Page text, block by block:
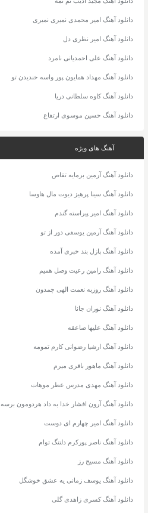
دانلود آهنگ امیر محمدی نمیری نمیری
دانلود آهنگ امیر نظری دل
دانلود آهنگ علی احمدیانی نامرد
دانلود آهنگ مهداد همایون پور واسه خندیدن تو
دانلود آهنگ کاوه سلطانی دریا
دانلود آهنگ حسین موسوی ارتفاع
آهنگ های ویژه
دانلود آهنگ آرمین برمایه تقاص
دانلود آهنگ سینا پرهیز دیوت مال هاوسا
دانلود آهنگ امیر پیراسته گندم
دانلود آهنگ آرمین یوسفی دور از تو
دانلود آهنگ پازل بند خبری آمده
دانلود آهنگ رامین رعیت وصل همیم
دانلود آهنگ روزبه نعمت الهی چمدون
دانلود آهنگ نوران جانا
دانلود آهنگ علیها صاعقه
دانلود آهنگ ارشیا رضوانی کارم تمومه
دانلود آهنگ ماهور باقری میرم
دانلود آهنگ مهدی مدرس عطر موهات
دانلود آهنگ آرون افشار خدا به داد هردومون برسه
دانلود آهنگ امیر چهارم ای دوست
دانلود آهنگ ناصر پورکرم دلتنگ توام
دانلود آهنگ مسیح رز
دانلود آهنگ یوسف زمانی یه عشق خوشگل
دانلود آهنگ کسری زاهدی گلی